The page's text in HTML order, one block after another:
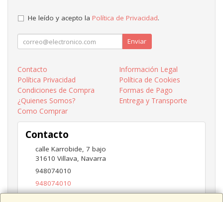
He leído y acepto la Política de Privacidad.
Enviar
Contacto
Información Legal
Política Privacidad
Política de Cookies
Condiciones de Compra
Formas de Pago
¿Quienes Somos?
Entrega y Transporte
Como Comprar
Contacto
calle Karrobide, 7 bajo
31610 Villava, Navarra
948074010
948074010
ventas@eurotecnic.com